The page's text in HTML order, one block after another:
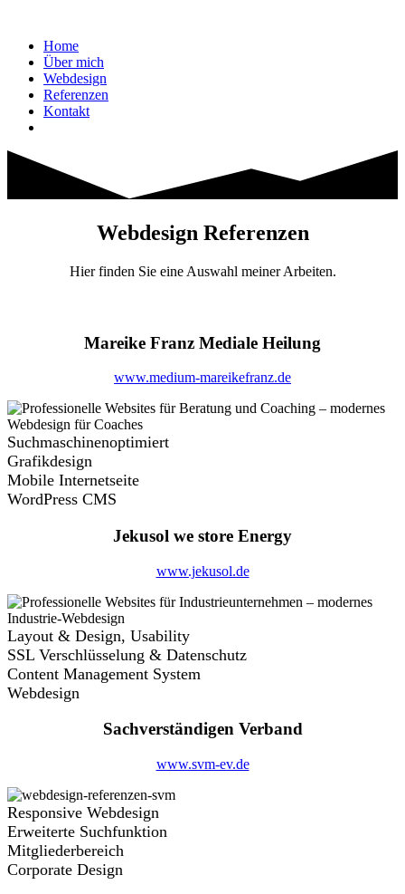
Home
Über mich
Webdesign
Referenzen
Kontakt
Webdesign Referenzen
Hier finden Sie eine Auswahl meiner Arbeiten.
Mareike Franz Mediale Heilung
www.medium-mareikefranz.de
Suchmaschinenoptimiert
Grafikdesign
Mobile Internetseite
WordPress CMS
Jekusol we store Energy
www.jekusol.de
Layout & Design, Usability
SSL Verschlüsselung & Datenschutz
Content Management System
Webdesign
Sachverständigen Verband
www.svm-ev.de
Responsive Webdesign
Erweiterte Suchfunktion
Mitgliederbereich
Corporate Design